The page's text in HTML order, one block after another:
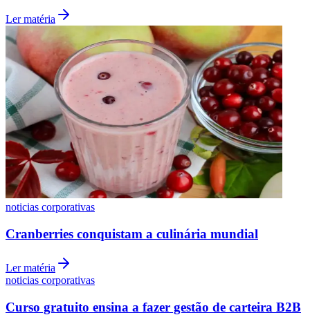
Flamengo
Ler matéria
noticias corporativas
Cranberries conquistam a culinária mundial
Ler matéria
noticias corporativas
Curso gratuito ensina a fazer gestão de carteira B2B